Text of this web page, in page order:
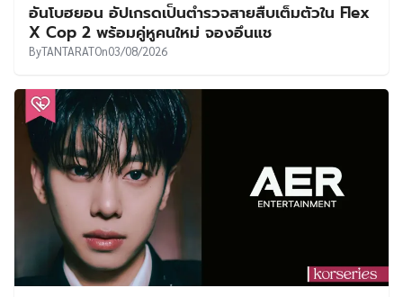
อันโบฮยอน อัปเกรดเป็นตำรวจสายสืบเต็มตัวใน Flex
X Cop 2 พร้อมคู่หูคนใหม่ จองอึนแช
ByTANTARATOn03/08/2026